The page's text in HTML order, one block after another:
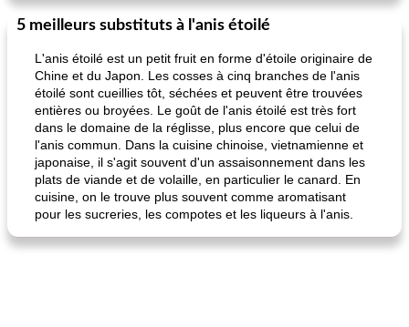
5 meilleurs substituts à l'anis étoilé
L'anis étoilé est un petit fruit en forme d'étoile originaire de
Chine et du Japon. Les cosses à cinq branches de l'anis
étoilé sont cueillies tôt, séchées et peuvent être trouvées
entières ou broyées. Le goût de l'anis étoilé est très fort
dans le domaine de la réglisse, plus encore que celui de
l'anis commun. Dans la cuisine chinoise, vietnamienne et
japonaise, il s'agit souvent d'un assaisonnement dans les
plats de viande et de volaille, en particulier le canard. En
cuisine, on le trouve plus souvent comme aromatisant
pour les sucreries, les compotes et les liqueurs à l'anis.